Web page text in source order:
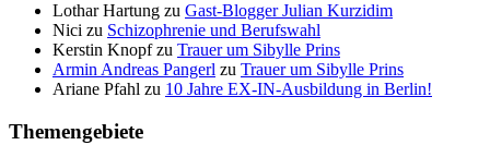
Lothar Hartung zu Gast-Blogger Julian Kurzidim
Nici zu Schizophrenie und Berufswahl
Kerstin Knopfzu Trauer um Sibylle Prins
Armin Andreas Pangerl zu Trauer um Sibylle Prins
Ariane Pfahl zu 10 Jahre EX-IN-Ausbildung in Berlin!
Themengebiete